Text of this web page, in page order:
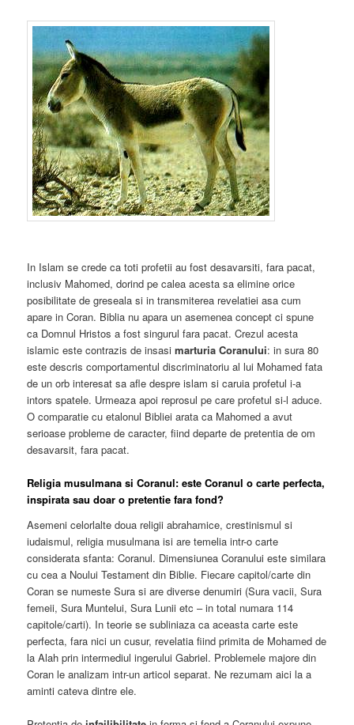
In Islam se crede ca toti profetii au fost desavarsiti, fara pacat,
inclusiv Mahomed, dorind pe calea acesta sa elimine orice
posibilitate de greseala si in transmiterea revelatiei asa cum
apare in Coran. Biblia nu apara un asemenea concept ci spune
ca Domnul Hristos a fost singurul fara pacat. Crezul acesta
islamic este contrazis de insasimarturia Coranului: in sura 80
este descris comportamentul discriminatoriu al lui Mohamed fata
de un orb interesat sa afle despre islam si caruia profetul i-a
intors spatele. Urmeaza apoi reprosul pe care profetul si-l aduce.
O comparatie cu etalonul Bibliei arata ca Mahomed a avut
serioase probleme de caracter, fiind departe de pretentia de om
desavarsit, fara pacat.
Religia musulmana si Coranul: este Coranul o carte perfecta,
inspirata sau doar o pretentie fara fond?
Asemeni celorlalte doua religii abrahamice, crestinismul si
iudaismul, religia musulmana isi are temelia intr-o carte
considerata sfanta: Coranul. Dimensiunea Coranului este similara
cu cea a Noului Testament din Biblie. Fiecare capitol/carte din
Coran se numeste Sura si are diverse denumiri (Sura vacii, Sura
femeii, Sura Muntelui, Sura Lunii etc – in total numara 114
capitole/carti). In teorie se subliniaza ca aceasta carte este
perfecta, fara nici un cusur, revelatia fiind primita de Mohamed de
la Alah prin intermediul ingerului Gabriel. Problemele majore din
Coran le analizam intr-un articol separat. Ne rezumam aici la a
aminti cateva dintre ele.